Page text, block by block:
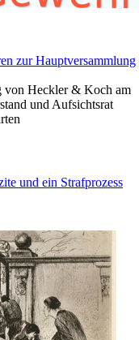
zur Hauptversammlung
von Heckler & Koch am
und Aufsichtsrat
und ein Strafprozess